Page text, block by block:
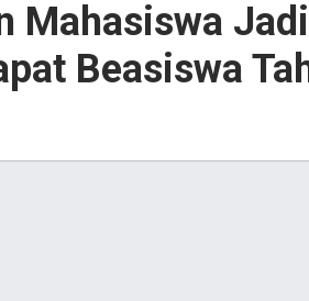
Mahasiswa
Beasiswa